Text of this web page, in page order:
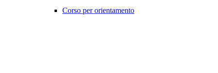
Corso per orientamento